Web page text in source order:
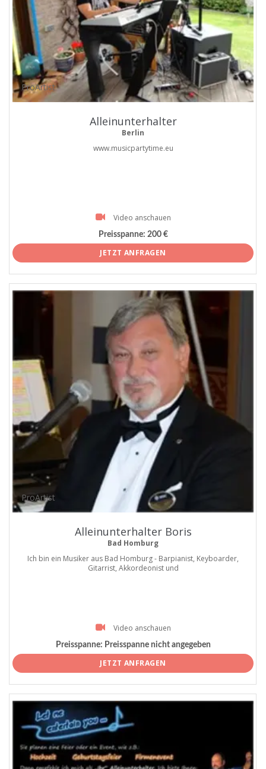
ProArtist
Alleinunterhalter
Berlin
www.musicpartytime.eu
Video anschauen
Preisspanne: 200 €
JETZT ANFRAGEN
ProArtist
Alleinunterhalter Boris
Bad Homburg
Ich bin ein Musiker aus Bad Homburg - Barpianist, Keyboarder,
Gitarrist, Akkordeonist und
Video anschauen
Preisspanne: Preisspanne nicht angegeben
JETZT ANFRAGEN